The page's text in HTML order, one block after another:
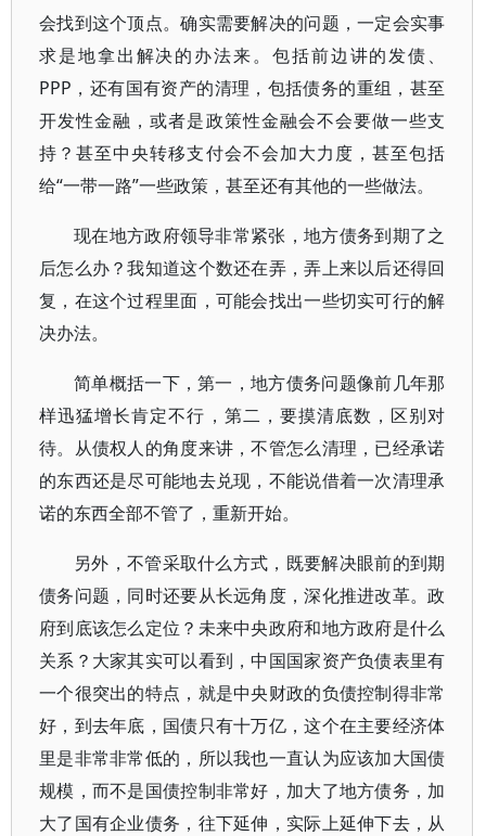
会找到这个顶点。确实需要解决的问题，一定会实事
求是地拿出解决的办法来。包括前边讲的发债、
PPP，还有国有资产的清理，包括债务的重组，甚至
开发性金融，或者是政策性金融会不会要做一些支
持？甚至中央转移支付会不会加大力度，甚至包括
给“一带一路”一些政策，甚至还有其他的一些做法。
现在地方政府领导非常紧张，地方债务到期了之
后怎么办？我知道这个数还在弄，弄上来以后还得回
复，在这个过程里面，可能会找出一些切实可行的解
决办法。
简单概括一下，第一，地方债务问题像前几年那
样迅猛增长肯定不行，第二，要摸清底数，区别对
待。从债权人的角度来讲，不管怎么清理，已经承诺
的东西还是尽可能地去兑现，不能说借着一次清理承
诺的东西全部不管了，重新开始。
另外，不管采取什么方式，既要解决眼前的到期
债务问题，同时还要从长远角度，深化推进改革。政
府到底该怎么定位？未来中央政府和地方政府是什么
关系？大家其实可以看到，中国国家资产负债表里有
一个很突出的特点，就是中央财政的负债控制得非常
好，到去年底，国债只有十万亿，这个在主要经济体
里是非常非常低的，所以我也一直认为应该加大国债
规模，而不是国债控制非常好，加大了地方债务，加
大了国有企业债务，往下延伸，实际上延伸下去，从